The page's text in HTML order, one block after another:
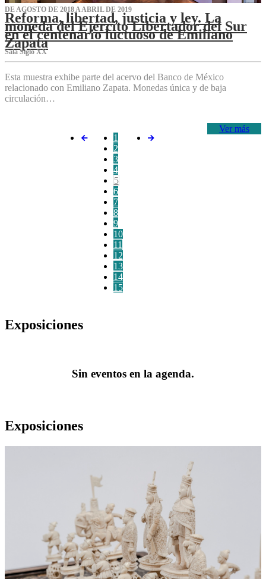
DE AGOSTO DE 2018 A ABRIL DE 2019
Reforma, libertad, justicia y ley. La
moneda del Ejército Libertador del Sur
en el centenario luctuoso de Emiliano
Zapata
Sala Siglo XX
Esta muestra exhibe parte del acervo del Banco de México
relacionado con Emiliano Zapata. Monedas única y de baja
circulación…
Ver más
1
2
3
4
5
6
7
8
9
10
11
12
13
14
15
Exposiciones
Sin eventos en la agenda.
Exposiciones